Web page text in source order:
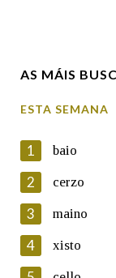
En cumprimento
Protección de
Galega informa a
electrónico, así
AS MÁIS
ESTA SEMANA
1 baio
2 cerzo
3 maino
4 xisto